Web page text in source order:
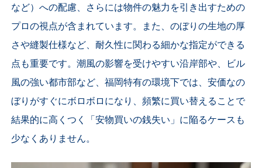
など）への配慮、さらには物件の魅力を引き出すための
プロの視点が含まれています。また、のぼりの生地の厚
さや縫製仕様など、耐久性に関わる細かな指定ができる
点も重要です。潮風の影響を受けやすい沿岸部や、ビル
風の強い都市部など、福岡特有の環境下では、安価なの
ぼりがすぐにボロボロになり、頻繁に買い替えることで
結果的に高くつく「安物買いの銭失い」に陥るケースも
少なくありません。